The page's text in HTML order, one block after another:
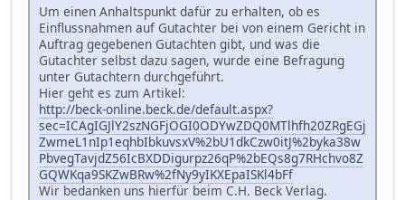
Um einen Anhaltspunkt dafür zu erhalten, ob es
Einflussnahmen auf Gutachter bei von einem Gericht in
Auftrag gegebenen Gutachten gibt, und was die
Gutachter selbst dazu sagen, wurde eine Befragung
unter Gutachtern durchgeführt.
Hier geht es zum Artikel:
http://beck-online.beck.de/default.aspx?
sec=ICAgIGJlY2szNGFjOGI0ODYwZDQ0MTlhfh20ZRgEGj
ZwmeL1nIp1eqhbIbkuvsxV%2bU1dkCzw0itJ%2byka38w
PbvegTavjdZ56IcBXDDigurpz26qP%2bEQs8g7RHchvo8Z
GQWKqa9SKZwBRw%2fNy9yIKXEpaISKl4bFf
Wir bedanken uns hierfür beim C.H. Beck Verlag.